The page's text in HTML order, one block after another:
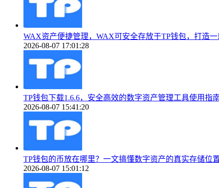
WAX资产便捷管理，WAX可安全存放于TP钱包，打造一
2026-08-07 17:01:28
TP钱包下载1.6.6，安全高效的数字资产管理工具使用指
2026-08-07 15:41:20
TP钱包的币放在哪里？一文搞懂数字资产的真实存储位
2026-08-07 15:01:12